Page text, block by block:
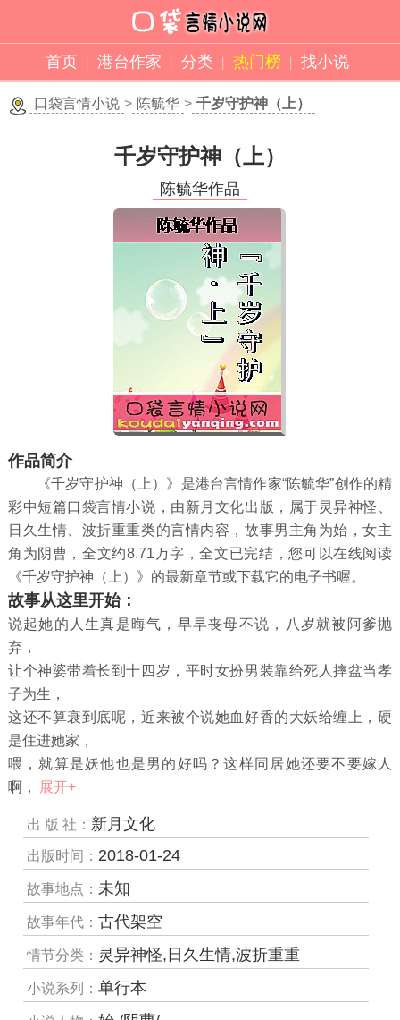
首页 港台作家 分类 热门榜 找小说
口袋言情小说 > 陈毓华 > 千岁守护神（上）
千岁守护神（上）
陈毓华作品
作品简介
《千岁守护神（上）》是港台言情作家“陈毓华”创作的精
彩中短篇口袋言情小说，由新月文化出版，属于灵异神怪、
日久生情、波折重重类的言情内容，故事男主角为始，女主
角为阴曹，全文约8.71万字，全文已完结，您可以在线阅读
《千岁守护神（上）》的最新章节或下载它的电子书喔。
故事从这里开始：
说起她的人生真是晦气，早早丧母不说，八岁就被阿爹抛
弃，
让个神婆带着长到十四岁，平时女扮男装靠给死人摔盆当孝
子为生，
这还不算衰到底呢，近来被个说她血好香的大妖给缠上，硬
是住进她家，
喂，就算是妖他也是男的好吗？这样同居她还要不要嫁人
啊，
展开+
出 版 社： 新月文化
出版时间： 2018-01-24
故事地点： 未知
故事年代：古代架空
情节分类： 灵异神怪,日久生情,波折重重
小说系列：单行本